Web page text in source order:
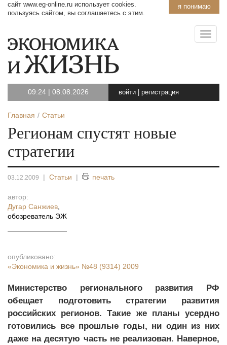
я понимаю
сайт www.eg-online.ru использует cookies.
пользуясь сайтом, вы соглашаетесь с этим.
09:24 | 08.08.2026 войти регистрация
Главная Статьи
Регионам спустят новые
стратегии
03.12.2009 | Статьи | печать
автор:
Дугар Санжиев
обозреватель ЭЖ
опубликовано:
«Экономика и жизнь» №48 (9314) 2009
Министерство регионального развития РФ
обещает подготовить стратегии развития
российских регионов. Такие же планы усердно
готовились все прошлые годы, ни один из них
даже на десятую часть не реализован. Наверное,